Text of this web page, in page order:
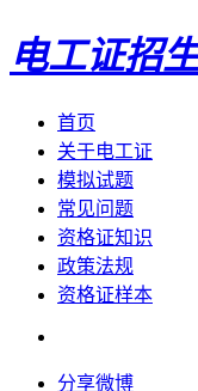
电工证招
首页
关于电工证
模拟试题
常见问题
资格证知识
政策法规
资格证样本
分享微博